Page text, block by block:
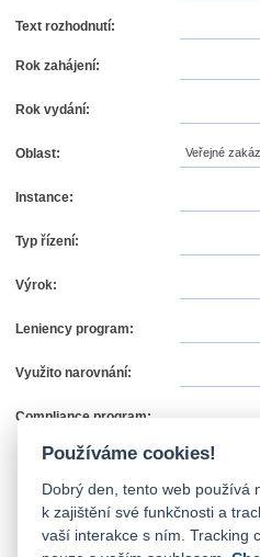
Text rozhodnutí:
Rok zahájení:
Rok vydání:
Oblast: Veřejné
Instance:
Typ řízení:
Výrok:
Leniency program:
Využito narovnání:
Compliance program:
Používáme cookies!
Dobrý den, tento web používá
k zajištění své funkčnosti a
vaší interakce s ním. Tracking